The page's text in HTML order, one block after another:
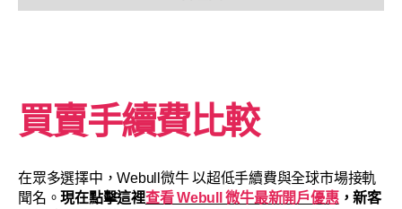
買賣手續費比較
在眾多選擇中，Webull微牛 以超低手續費與全球市場接軌
聞名。現在點擊這裡查看 Webull 微牛最新開戶優惠，新客